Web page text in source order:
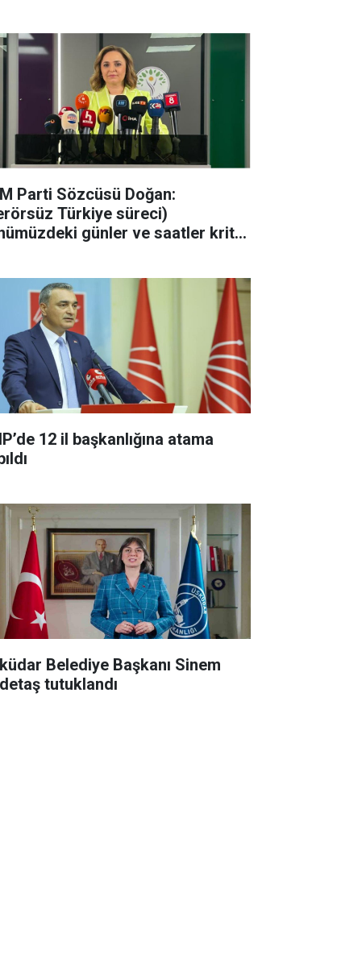
Parti Sözcüsü Doğan:
Türkiye süreci)
günler ve saatler kritik
12 il başkanlığına atama
Belediye Başkanı Sinem
tutuklandı